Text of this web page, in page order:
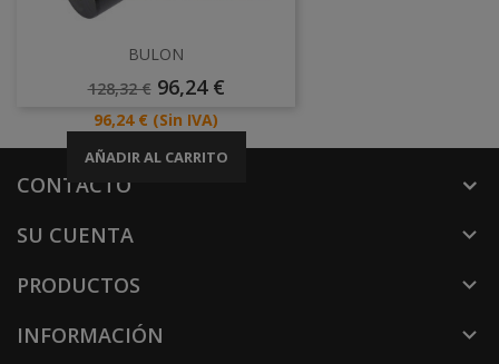
BULON
Precio
128,32 € Precio
96,24 €
Precio
96,24 € (Sin IVA)
AÑADIR AL CARRITO
CONTACTO
SU CUENTA

PRODUCTOS 
INFORMACIÓN 